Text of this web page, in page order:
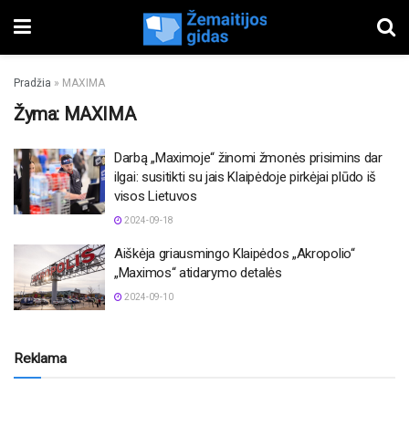
Pradžia » MAXIMA
Žyma: MAXIMA
Darbą „Maximoje“ žinomi žmonės prisimins dar
ilgai: susitikti su jais Klaipėdoje pirkėjai plūdo iš
visos Lietuvos
2024-09-18
Aiškėja griausmingo Klaipėdos „Akropolio“
„Maximos“ atidarymo detalės
2024-09-10
Reklama